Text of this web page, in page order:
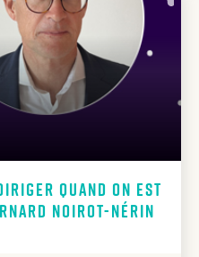
quand on est
Noirot-Nérin